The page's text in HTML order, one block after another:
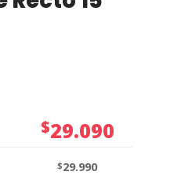
$29.090
$29.990